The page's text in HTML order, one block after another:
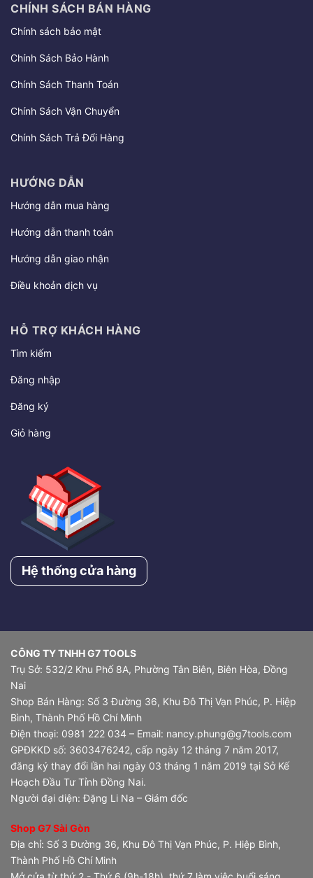
CHÍNH SÁCH BÁN HÀNG
Chính sách bảo mật
Chính Sách Bảo Hành
Chính Sách Thanh Toán
Chính Sách Vận Chuyển
Chính Sách Trả Đổi Hàng
HƯỚNG DẪN
Hướng dẫn mua hàng
Hướng dẫn thanh toán
Hướng dẫn giao nhận
Điều khoản dịch vụ
HỖ TRỢ KHÁCH HÀNG
Tìm kiếm
Đăng nhập
Đăng ký
Giỏ hàng
Hệ thống cửa hàng
CÔNG TY TNHH G7 TOOLS
Trụ Sở: 532/2 Khu Phố 8A, Phường Tân Biên, Biên Hòa, Đồng
Nai
Shop Bán Hàng: Số 3 Đường 36, Khu Đô Thị Vạn Phúc, P. Hiệp
Bình, Thành Phố Hồ Chí Minh
Điện thoại: 0981 222 034 – Email: nancy.phung@g7tools.com
GPĐKKD số: 3603476242, cấp ngày 12 tháng 7 năm 2017,
đăng ký thay đổi lần hai ngày 03 tháng 1 năm 2019 tại Sở Kế
Hoạch Đầu Tư Tỉnh Đồng Nai.
Người đại diện: Đặng Li Na – Giám đốc
Shop G7 Sài Gòn
Địa chỉ: Số 3 Đường 36, Khu Đô Thị Vạn Phúc, P. Hiệp Bình,
Thành Phố Hồ Chí Minh